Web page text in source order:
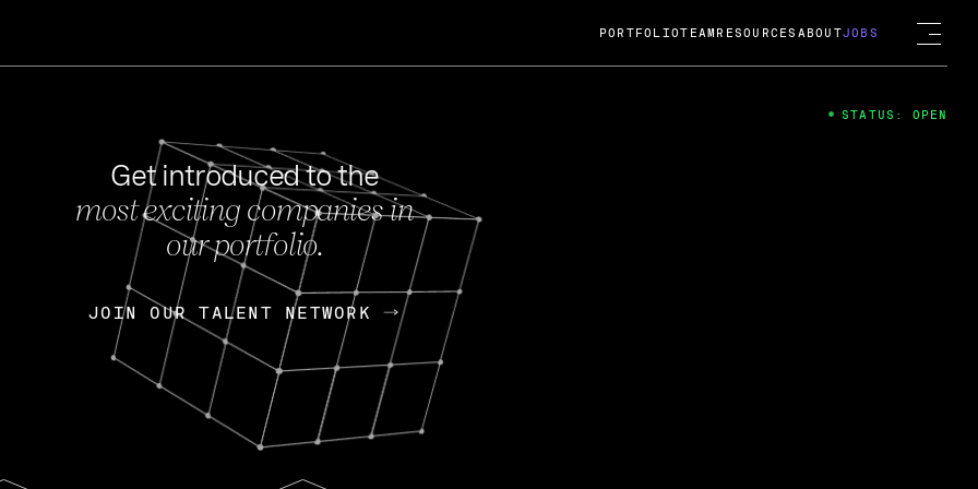
FEB 27, 2024
OpenGov: A Changing Guard; A
Continuing Mission
Today, OpenGov announced its acquisition by Cox
Enterprises for $1.8 billion USD.
Nik Spirin (NVIDIA) Fireside Chat
PORTFOLIOTEAM RESOURCES ABOUTJOBS
Get introduced to the
most exciting companies in
our portfolio.
JOIN OUR TALENT NETWORK
JOIN OUR TALENT NETWORK
STATUS: OPEN